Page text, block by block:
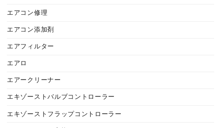
エアコン修理
エアコン添加剤
エアフィルター
エアロ
エアークリーナー
エキゾーストバルブコントローラー
エキゾーストフラップコントローラー